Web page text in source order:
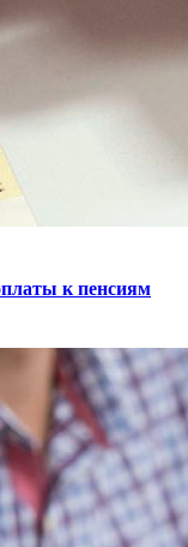
к пенсиям